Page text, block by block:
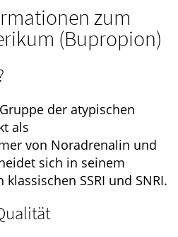
zum
(Bupropion)
der atypischen
als
von Noradrenalin und
sich in seinem
SSRI und SNRI.